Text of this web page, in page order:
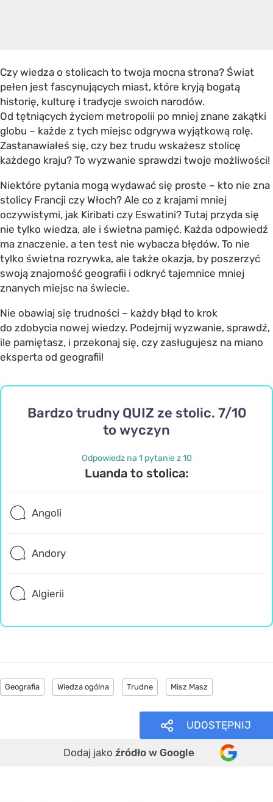
Czy wiedza o stolicach to twoja mocna strona? Świat
pełen jest fascynujących miast, które kryją bogatą
historię, kulturę i tradycje swoich narodów.
Od tętniących życiem metropolii po mniej znane zakątki
globu – każde z tych miejsc odgrywa wyjątkową rolę.
Zastanawiałeś się, czy bez trudu wskażesz stolicę
każdego kraju? To wyzwanie sprawdzi twoje możliwości!
Niektóre pytania mogą wydawać się proste – kto nie zna
stolicy Francji czy Włoch? Ale co z krajami mniej
oczywistymi, jak Kiribati czy Eswatini? Tutaj przyda się
nie tylko wiedza, ale i świetna pamięć. Każda odpowiedź
ma znaczenie, a ten test nie wybacza błędów. To nie
tylko świetna rozrywka, ale także okazja, by poszerzyć
swoją znajomość geografii i odkryć tajemnice mniej
znanych miejsc na świecie.
Nie obawiaj się trudności – każdy błąd to krok
do zdobycia nowej wiedzy. Podejmij wyzwanie, sprawdź,
ile pamiętasz, i przekonaj się, czy zasługujesz na miano
eksperta od geografii!
Bardzo trudny QUIZ ze stolic. 7/10
to wyczyn
Odpowiedz na 1 pytanie z 10
Luanda to stolica:
Angoli
Andory
Algierii
Geografia Wiedza ogólna Trudne Misz Masz
UDOSTĘPNIJ
Dodaj jako źródło w Google